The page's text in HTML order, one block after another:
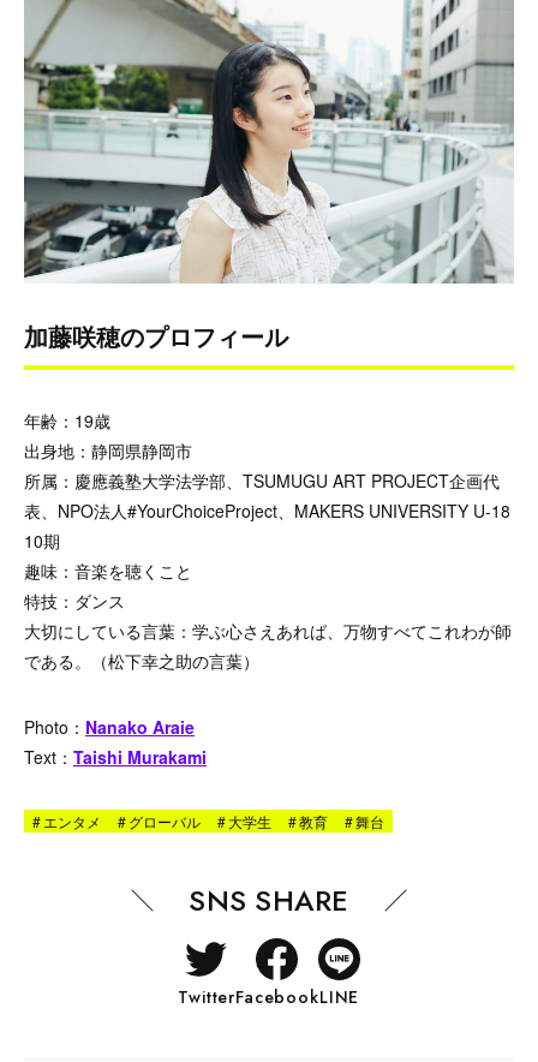
加藤咲穂のプロフィール
年齢：19歳
出身地：静岡県静岡市
所属：慶應義塾大学法学部、TSUMUGU ART PROJECT企画代
表、NPO法人#YourChoiceProject、MAKERS UNIVERSITY U-18
10期
趣味：音楽を聴くこと
特技：ダンス
大切にしている言葉：学ぶ心さえあれば、万物すべてこれわが師
である。（松下幸之助の言葉）
Photo： Nanako Araie
Text： Taishi Murakami
#エンタメ #グローバル #大学生 #教育 #舞台
SNS SHARE
TwitterFacebookLINE